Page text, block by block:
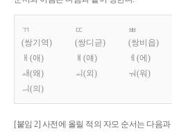
ㄲ
(쌍기역)
ㄸ
(쌍디귿)
ㅃ
(쌍비읍)
ㅐ(애)
ㅒ(얘) ㅔ(에)
ㅙ(왜)
ㅚ(외) ㅝ(워)
ㅢ(의)
[붙임 2] 사전에 올릴 적의 자모 순서는 다음